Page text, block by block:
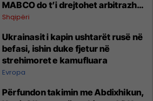
MABCO do t’i drejtohet arbitrazhit
ndërkombëtar
Shqipëri
Ukrainasit i kapin ushtarët rusë në
befasi, ishin duke fjetur në
strehimoret e kamufluara
Evropa
Përfundon takimin me Abdixhikun,